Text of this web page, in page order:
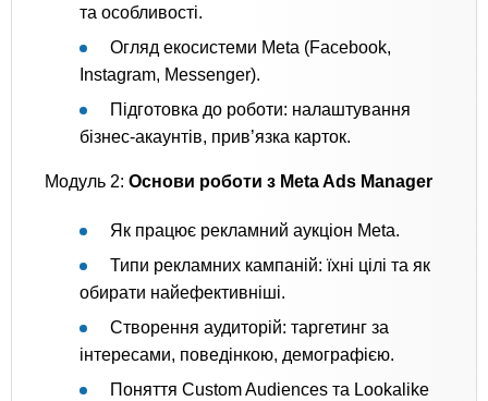
та особливості.
Огляд екосистеми Meta (Facebook,
Instagram, Messenger).
Підготовка до роботи: налаштування
бізнес-акаунтів, прив’язка карток.
Модуль 2: Основи роботи з Meta Ads Manager
Як працює рекламний аукціон Meta.
Типи рекламних кампаній: їхні цілі та як
обирати найефективніші.
Створення аудиторій: таргетинг за
інтересами, поведінкою, демографією.
Поняття Custom Audiences та Lookalike